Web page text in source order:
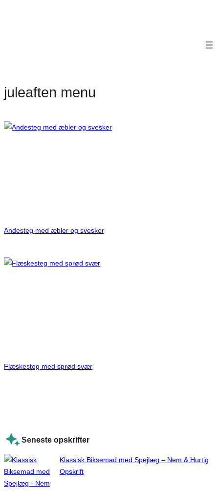
juleaften menu
Andesteg med æbler og svesker
Flæskesteg med sprød svær
Seneste opskrifter
Klassisk Biksemad med Spejlæg – Nem & Hurtig
Opskrift